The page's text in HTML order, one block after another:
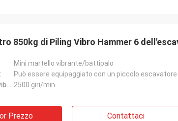
850kg di Piling Vibro Hammer 6
Mini martello vibrante/battipalo
Può essere equipaggiato con un piccolo escavatore
Frequenza di vibrazione: 2500 giri/min
Prezzo Contattaci